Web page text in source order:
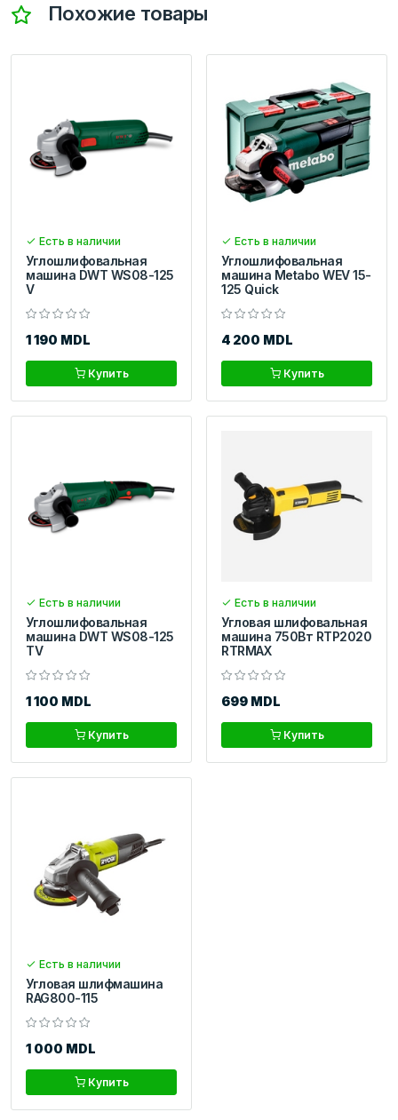
Похожие товары
Есть в наличии
Углошлифовальная
машина DWT WS08-125
V
1 190 MDL
Купить
Есть в наличии
Углошлифовальная
машина Metabo WEV 15-
125 Quick
4 200 MDL
Купить
Есть в наличии
Углошлифовальная
машина DWT WS08-125
TV
1 100 MDL
Купить
Есть в наличии
Угловая шлифовальная
машина 750Вт RTP2020
RTRMAX
699 MDL
Купить
Есть в наличии
Угловая шлифмашина
RAG800-115
1 000 MDL
Купить